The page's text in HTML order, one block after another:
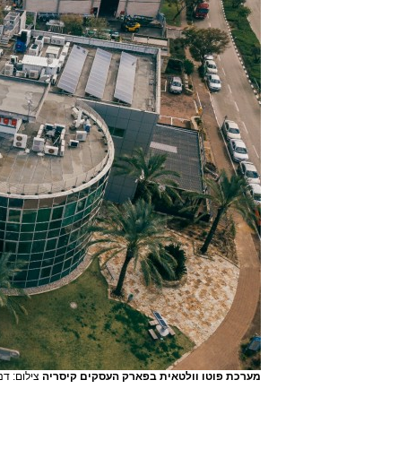
מערכת פוטו וולטאית בפארק העסקים קיסריה צילום: